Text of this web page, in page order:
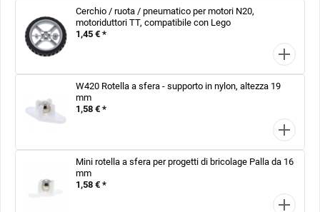
Cerchio / ruota / pneumatico per motori N20,
motoriduttori TT, compatibile con Lego
1,45 € *
W420 Rotella a sfera - supporto in nylon, altezza 19
mm
1,58 € *
Mini rotella a sfera per progetti di bricolage Palla da 16
mm
1,58 € *